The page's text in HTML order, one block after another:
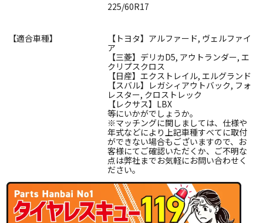
225/60R17
【適合車種】
【トヨタ】アルファード, ヴェルファイ
ア
【三菱】デリカD5, アウトランダー, エ
クリプスクロス
【日産】エクストレイル, エルグランド
【スバル】レガシィアウトバック, フォ
レスター, クロストレック
【レクサス】LBX
等にいかがでしょうか。
※マッチングに関しましては、仕様や
年式などにより上記車種すべてに取付
ができない場合もございますので、お
客様にてご確認いただくか、ご不明な
点は弊社までお気軽にお問い合わせく
ださい。